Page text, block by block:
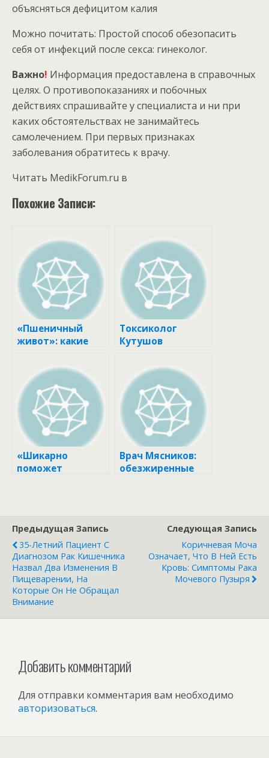
объясняться дефицитом калия
Можно почитать: Простой способ обезопасить
себя от инфекций после секса: гинеколог.
Важно! Информация предоставлена в справочных
целях. О противопоказаниях и побочных
действиях спрашивайте у специалиста и ни при
каких обстоятельствах не занимайтесь
самолечением. При первых признаках
заболевания обратитесь к врачу.
Читать MedikForum.ru в
Похожие Записи:
«Пшеничный
живот»: какие
из рациона
Токсиколог
Кутушов
тибетском
подходе к
лечению
поджелудочной
железы: какие
продукты
следует
исключить
«Шикарно
поможет
ускоряющие
потерю веса
Врач Мясников:
обезжиренные
болезней сердца
Предыдущая Запись
35-Летний Пациент С
Диагнозом Рак Кишечника
Назвал Два Изменения В
Пищеварении, На
Которые Он Не Обращал
Внимание
Следующая Запись
Коричневая Моча
Означает, Что В Ней Есть
Кровь: Симптомы Рака
Мочевого Пузыря
Добавить комментарий
Для отправки комментария вам необходимо
авторизоваться.